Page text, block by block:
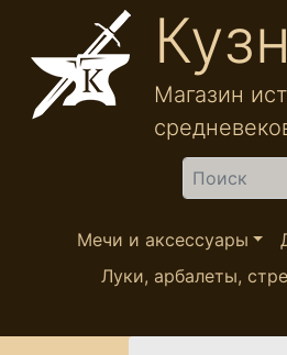
Перейти к основному
Магазин
Найти
Мечи и аксессуары
Луки, арбалеты,